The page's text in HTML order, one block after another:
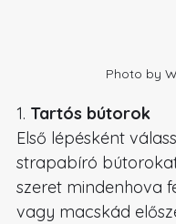
Photo by
1. Tartós bútorok
Első lépésként
strapabíró
szeret mindenhova
vagy macskád